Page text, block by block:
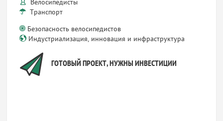
Велосипедисты
Транспорт
Безопасность велосипедистов
Индустриализация, инновация и инфраструктура
ГОТОВЫЙ ПРОЕКТ, НУЖНЫ ИНВЕСТИЦИИ